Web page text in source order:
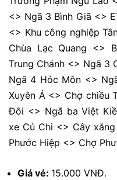
<> Ngã 3 Bình Giã <>
<> Khu công nghiệp
Chùa Lạc Quang <>
Trung Chánh <> Ngã 3
Ngã 4 Hóc Môn <>
Xuyên Á <> Chợ chiều
Đôi <> Ngã ba Việt
xe Củ Chi <> Cây
Phước Hiệp <> Chợ
Giá vé: 15.000 VNĐ.